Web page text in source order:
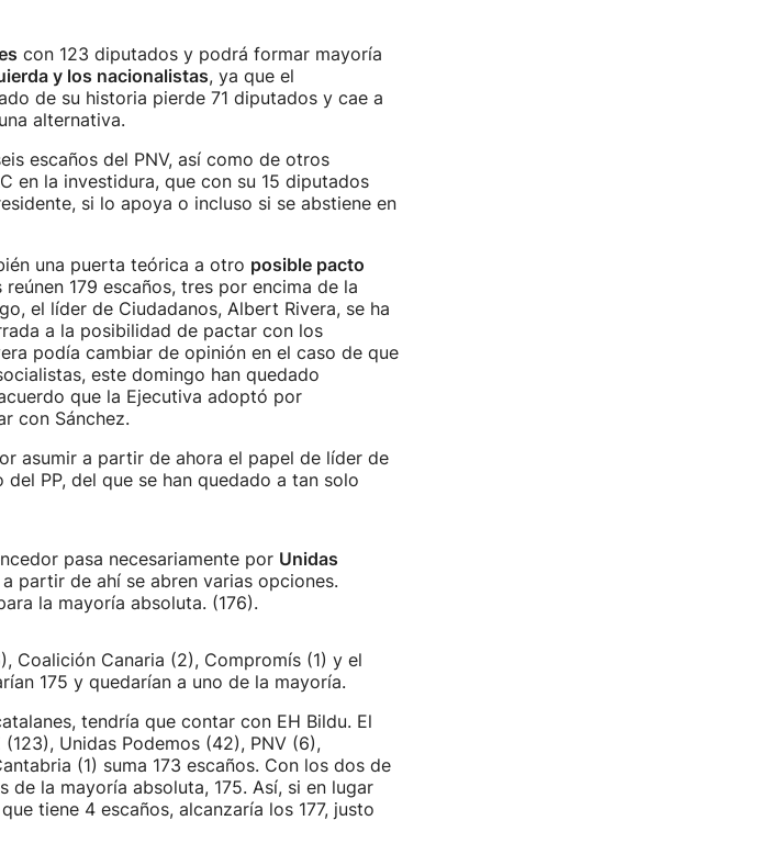
con 123 diputados y podrá formar mayoría
y los nacionalistas, ya que el
de su historia pierde 71 diputados y cae a
alternativa.
escaños del PNV, así como de otros
en la investidura, que con su 15 diputados
si lo apoya o incluso si se abstiene en
una puerta teórica a otro posible pacto
reúnen 179 escaños, tres por encima de la
el líder de Ciudadanos, Albert Rivera, se ha
a la posibilidad de pactar con los
podía cambiar de opinión en el caso de que
este domingo han quedado
que la Ejecutiva adoptó por
con Sánchez.
asumir a partir de ahora el papel de líder de
PP, del que se han quedado a tan solo
pasa necesariamente por Unidas
partir de ahí se abren varias opciones.
la mayoría absoluta. (176).
Coalición Canaria (2), Compromís (1) y el
175 y quedarían a uno de la mayoría.
tendría que contar con EH Bildu. El
Unidas Podemos (42), PNV (6),
(1) suma 173 escaños. Con los dos de
de la mayoría absoluta, 175. Así, si en lugar
tiene 4 escaños, alcanzaría los 177, justo